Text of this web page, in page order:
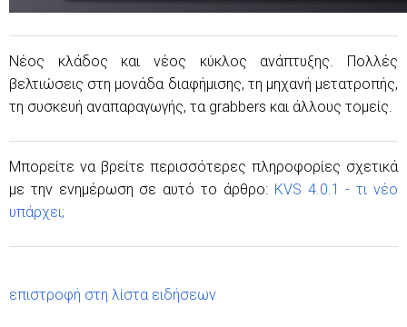
Νέος κλάδος και νέος κύκλος ανάπτυξης. Πολλές
βελτιώσεις στη μονάδα διαφήμισης, τη μηχανή μετατροπής,
τη συσκευή αναπαραγωγής, τα grabbers και άλλους τομείς.
Μπορείτε να βρείτε περισσότερες πληροφορίες σχετικά
με την ενημέρωση σε αυτό το άρθρο: KVS 4.0.1 - τι νέο
υπάρχει;
επιστροφή στη λίστα ειδήσεων